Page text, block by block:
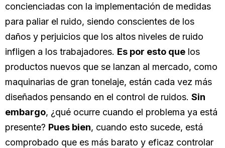
concienciadas con la implementación de medidas
para paliar el ruido, siendo conscientes de los
daños y perjuicios que los altos niveles de ruido
infligen a los trabajadores. Es por esto que los
productos nuevos que se lanzan al mercado, como
maquinarias de gran tonelaje, están cada vez más
diseñados pensando en el control de ruidos. Sin
embargo, ¿qué ocurre cuando el problema ya está
presente? Pues bien, cuando esto sucede, está
comprobado que es más barato y eficaz controlar